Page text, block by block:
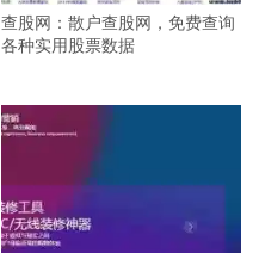
查股网：散户查股网，免费查询
各种实用股票数据